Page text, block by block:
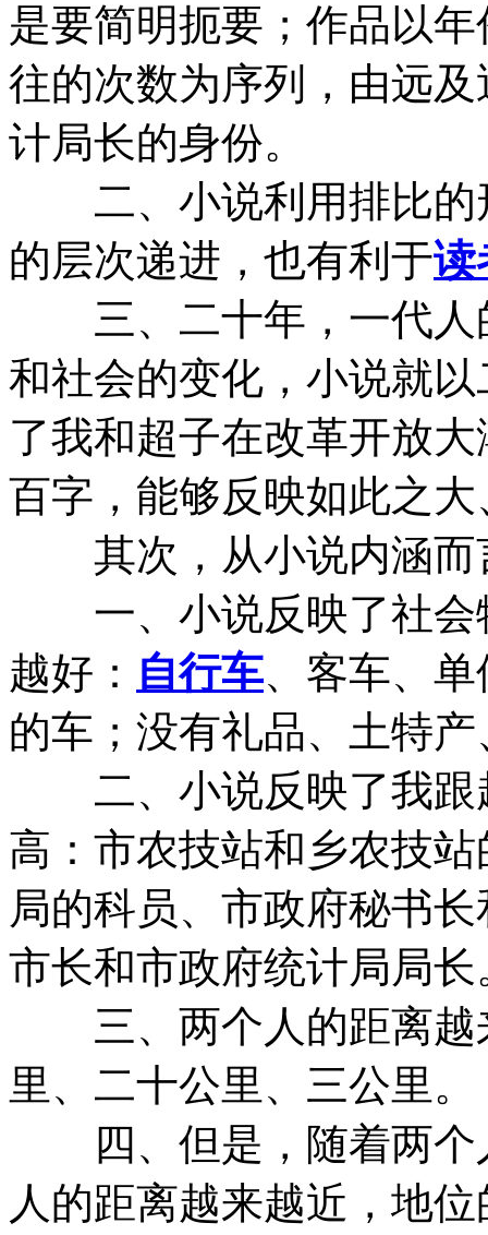
是要简明扼要；作品以
往的次数为序列，由远
计局长的身份。
二、小说利用排比的
的层次递进，也有利于读
三、二十年，一代人
和社会的变化，小说就
了我和超子在改革开放
百字，能够反映如此之
其次，从小说内涵而
一、小说反映了社会
越好： 自行车、客车、
的车；没有礼品、土特
二、小说反映了我跟
高：市农技站和乡农技
局的科员、市政府秘书
市长和市政府统计局局长
三、两个人的距离越
里、二十公里、三公里。
四、但是，随着两个
人的距离越来越近，地